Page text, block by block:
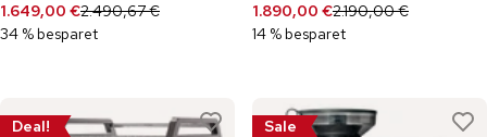
1.649,00 €2.490,67 €
34 % besparet
1.890,00 €2.190,00 €
14 % besparet
Deal! Sale